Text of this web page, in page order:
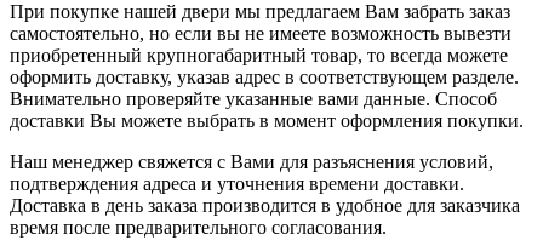
При покупке нашей двери мы предлагаем Вам забрать заказ
самостоятельно, но если вы не имеете возможность вывезти
приобретенный крупногабаритный товар, то всегда можете
оформить доставку, указав адрес в соответствующем разделе.
Внимательно проверяйте указанные вами данные. Способ
доставки Вы можете выбрать в момент оформления покупки.
Наш менеджер свяжется с Вами для разъяснения условий,
подтверждения адреса и уточнения времени доставки.
Доставка в день заказа производится в удобное для заказчика
время после предварительного согласования.